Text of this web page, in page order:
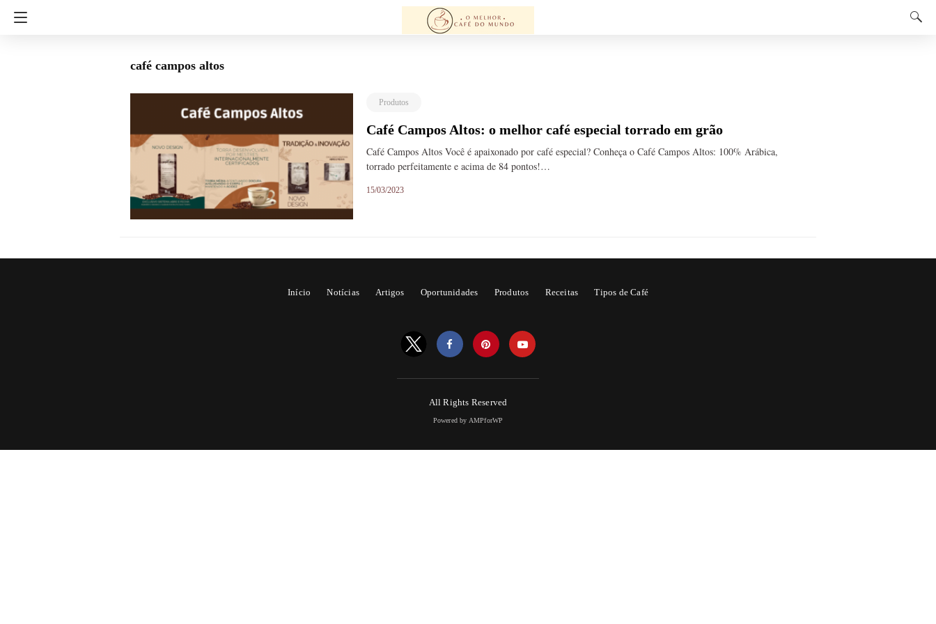
café campos altos
Produtos
Café Campos Altos: o melhor café especial torrado em grão
Café Campos Altos Você é apaixonado por café especial? Conheça o Café Campos Altos: 100% Arábica,
torrado perfeitamente e acima de 84 pontos!…
15/03/2023
Início Notícias Artigos Oportunidades Produtos Receitas Tipos de Café
All Rights Reserved
Powered by AMPforWP